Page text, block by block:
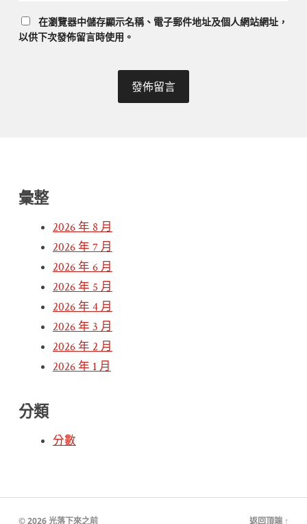
在瀏覽器中儲存顯示名稱、電子郵件地址及個人網站網址，
以供下次發佈留言時使用。
彙整
2026 年 8 月
2026 年 7 月
2026 年 6 月
2026 年 5 月
2026 年 4 月
2026 年 3 月
2026 年 2 月
2026 年 1 月
分類
分數
© 2026光落下來之前 返回頂端 ↑